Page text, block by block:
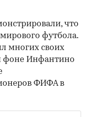
что
футбола.
многих своих
фоне Инфантино
ФИФА в